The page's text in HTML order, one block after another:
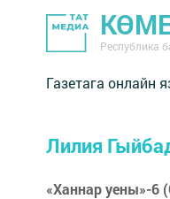
Республика
Газетага онлайн
Лилия
«Ханнар уены»-6